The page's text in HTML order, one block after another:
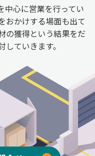
中心に営業を行ってい
おかけする場面も出て
の獲得という結果をだ
ていきます。